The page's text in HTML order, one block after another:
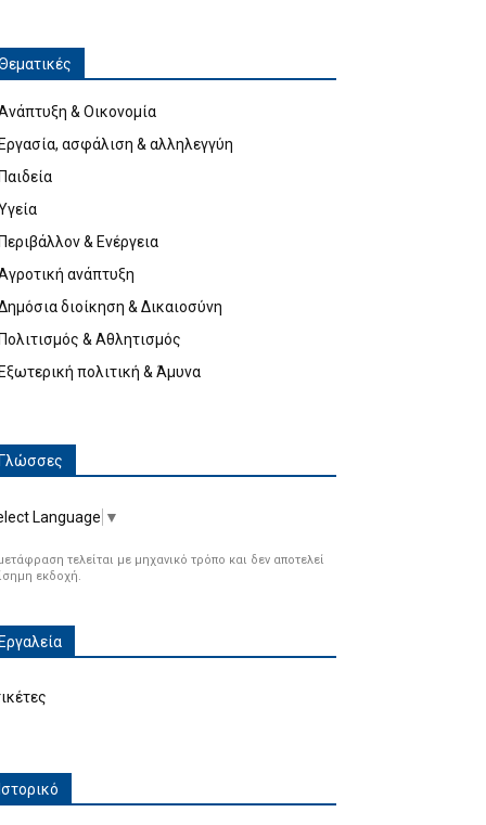
& Οικονομία
Εργασία, ασφάλιση & αλληλεγγύη
Παιδεία
Περιβάλλον & Ενέργεια
ανάπτυξη
διοίκηση & Δικαιοσύνη
Πολιτισμός & Αθλητισμός
Εξωτερική πολιτική & Άμυνα
Γλώσσες
Language ▼
τελείται με μηχανικό τρόπο και δεν αποτελεί
εκδοχή.
Εργαλεία
Ιστορικό